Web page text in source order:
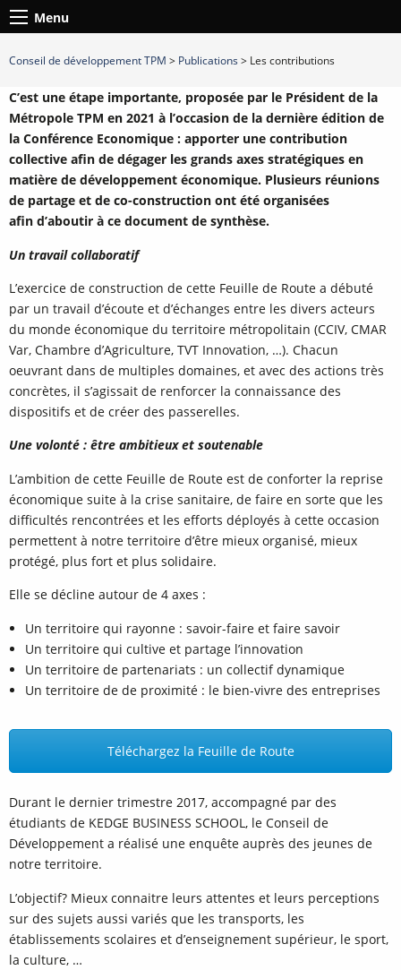
Menu
Conseil de développement TPM > Publications > Les contributions
C’est une étape importante, proposée par le Président de la
Métropole TPM en 2021 à l’occasion de la dernière édition de
la Conférence Economique : apporter une contribution
collective afin de dégager les grands axes stratégiques en
matière de développement économique. Plusieurs réunions
de partage et de co-construction ont été organisées
afin d’aboutir à ce document de synthèse.
Un travail collaboratif
L’exercice de construction de cette Feuille de Route a débuté
par un travail d’écoute et d’échanges entre les divers acteurs
du monde économique du territoire métropolitain (CCIV, CMAR
Var, Chambre d’Agriculture, TVT Innovation, …). Chacun
oeuvrant dans de multiples domaines, et avec des actions très
concrètes, il s’agissait de renforcer la connaissance des
dispositifs et de créer des passerelles.
Une volonté : être ambitieux et soutenable
L’ambition de cette Feuille de Route est de conforter la reprise
économique suite à la crise sanitaire, de faire en sorte que les
difficultés rencontrées et les efforts déployés à cette occasion
permettent à notre territoire d’être mieux organisé, mieux
protégé, plus fort et plus solidaire.
Elle se décline autour de 4 axes :
Un territoire qui rayonne : savoir-faire et faire savoir
Un territoire qui cultive et partage l’innovation
Un territoire de partenariats : un collectif dynamique
Un territoire de de proximité : le bien-vivre des entreprises
Téléchargez la Feuille de Route
Durant le dernier trimestre 2017, accompagné par des
étudiants de KEDGE BUSINESS SCHOOL, le Conseil de
Développement a réalisé une enquête auprès des jeunes de
notre territoire.
L’objectif? Mieux connaitre leurs attentes et leurs perceptions
sur des sujets aussi variés que les transports, les
établissements scolaires et d’enseignement supérieur, le sport,
la culture, …